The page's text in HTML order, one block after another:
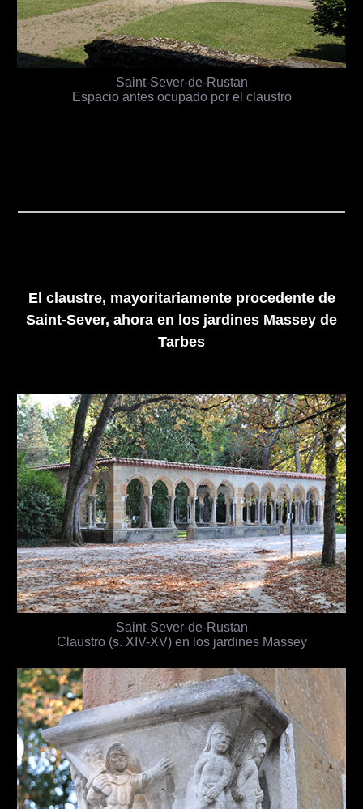
Saint-Sever-de-Rustan
Espacio antes ocupado por el claustro
El claustre, mayoritariamente procedente de
Saint-Sever, ahora en los jardines Massey de
Tarbes
Saint-Sever-de-Rustan
Claustro (s. XIV-XV) en los jardines Massey